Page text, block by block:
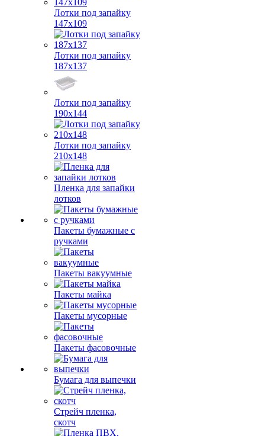
Лотки под запайку
147х109
Лотки под запайку
187х137
Лотки под запайку
190х144
Лотки под запайку
210х148
Пленка для запайки
лотков
Пакеты бумажные с
ручками
Пакеты вакуумные
Пакеты майка
Пакеты мусорные
Пакеты фасовочные
Бумага для выпечки
Стрейч пленка,
скотч